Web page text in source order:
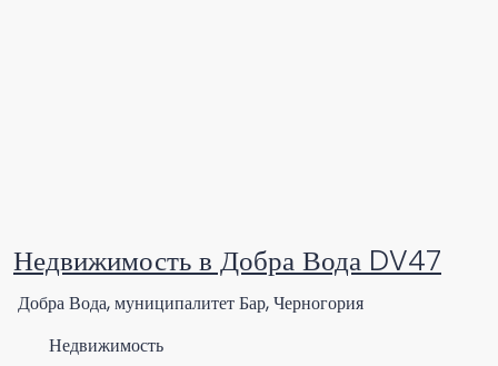
Недвижимость в Добра Вода DV47
Добра Вода, муниципалитет Бар, Черногория
Недвижимость